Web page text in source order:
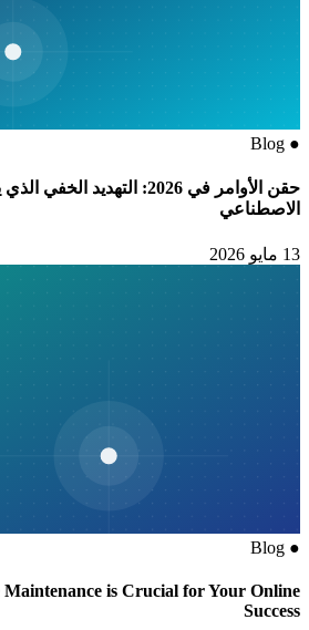
●
Blog
حقن الأوامر في 2026: التهديد
الاصطناعي
13 مايو 2026
●
Blog
Maintenance is Crucial for Your Online
Success